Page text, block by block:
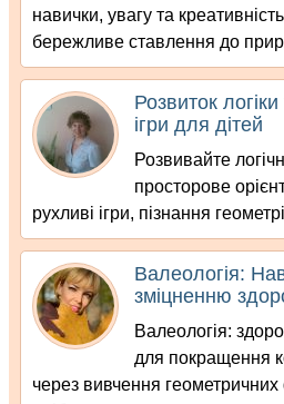
навички, увагу та
бережливе ставлення до
Розвиток
ігри для дітей
Розвивайте
просторове
рухливі ігри, пізнання
Валеологія:
зміцненню
Валеологія:
для покращення
через вивчення